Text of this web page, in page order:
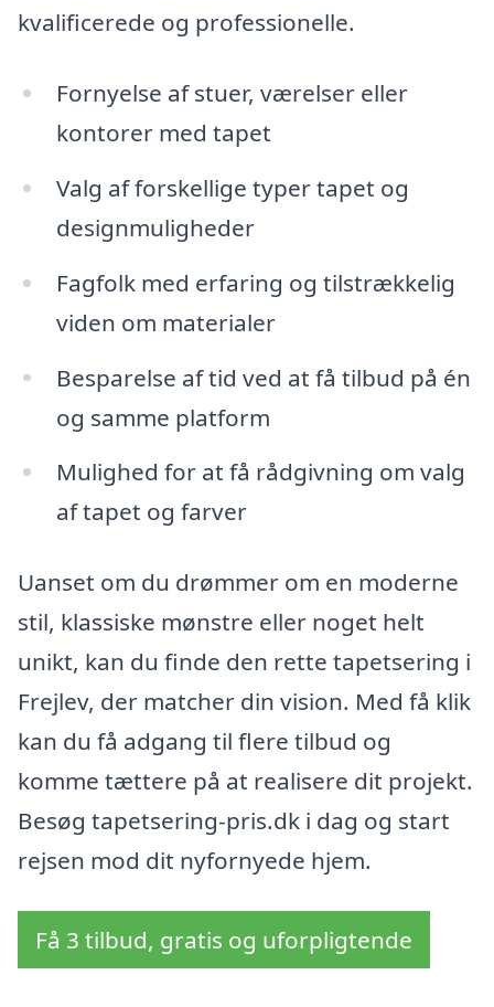
kvalificerede og professionelle.
Fornyelse af stuer, værelser eller
kontorer med tapet
Valg af forskellige typer tapet og
designmuligheder
Fagfolk med erfaring og tilstrækkelig
viden om materialer
Besparelse af tid ved at få tilbud på én
og samme platform
Mulighed for at få rådgivning om valg
af tapet og farver
Uanset om du drømmer om en moderne
stil, klassiske mønstre eller noget helt
unikt, kan du finde den rette tapetsering i
Frejlev, der matcher din vision. Med få klik
kan du få adgang til flere tilbud og
komme tættere på at realisere dit projekt.
Besøg tapetsering-pris.dk i dag og start
rejsen mod dit nyfornyede hjem.
Få 3 tilbud, gratis og uforpligtende